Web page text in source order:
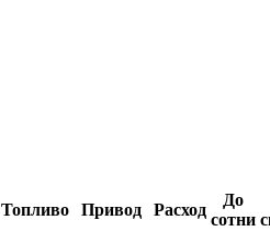
Топливо Привод Расход
До
сотни